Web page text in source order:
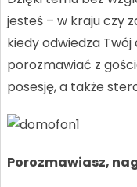
jesteś – w kraju czy
kiedy odwiedza
porozmawiać z
posesję, a także
Porozmawiasz,